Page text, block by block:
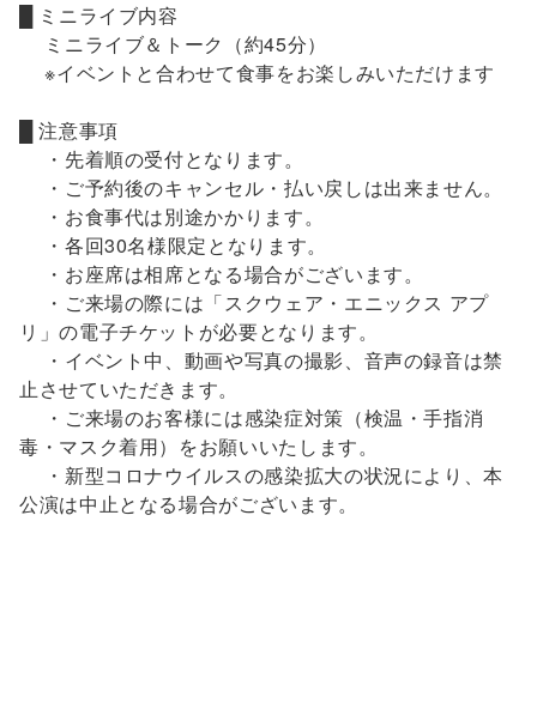
█ ミニライブ内容
ミニライブ＆トーク（約45分）
※イベントと合わせて食事をお楽しみいただけます
█ 注意事項
・先着順の受付となります。
・ご予約後のキャンセル・払い戻しは出来ません。
・お食事代は別途かかります。
・各回30名様限定となります。
・お座席は相席となる場合がございます。
・ご来場の際には「スクウェア・エニックス アプ
リ」の電子チケットが必要となります。
・イベント中、動画や写真の撮影、音声の録音は禁
止させていただきます。
・ご来場のお客様には感染症対策（検温・手指消
毒・マスク着用）をお願いいたします。
・新型コロナウイルスの感染拡大の状況により、本
公演は中止となる場合がございます。